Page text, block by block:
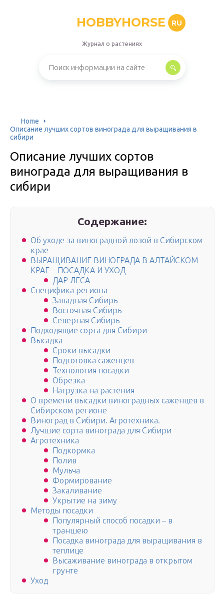
HOBBYHORSE RU
Журнал о растениях
Home
Описание лучших сортов винограда для выращивания в
сибири
Описание лучших сортов
винограда для выращивания в
сибири
Содержание:
Об уходе за виноградной лозой в Сибирском
крае
ВЫРАЩИВАНИЕ ВИНОГРАДА В АЛТАЙСКОМ
КРАЕ – ПОСАДКА И УХОД
ДАР ЛЕСА
Специфика региона
Западная Сибирь
Восточная Сибирь
Северная Сибирь
Подходящие сорта для Сибири
Высадка
Сроки высадки
Подготовка саженцев
Технология посадки
Обрезка
Нагрузка на растения
О времени высадки виноградных саженцев в
Сибирском регионе
Виноград в Сибири. Агротехника.
Лучшие сорта винограда для Сибири
Агротехника
Подкормка
Полив
Мульча
Формирование
Закаливание
Укрытие на зиму
Методы посадки
Популярный способ посадки – в
траншею
Посадка винограда для выращивания в
теплице
Высаживание винограда в открытом
грунте
Уход